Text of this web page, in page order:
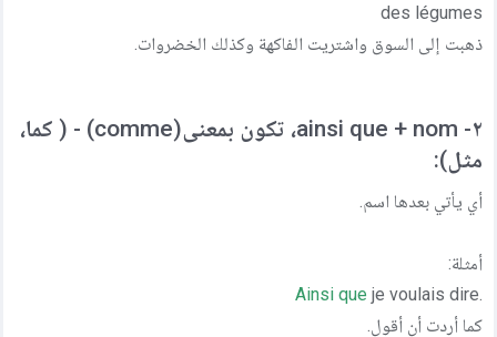
des légumes
ذهبت إلى السوق واشتريت الفاكهة وكذلك الخضروات.
٢- ainsi que + nom، تكون بمعنى(comme) - ( كما،
مثل):
أي يأتي بعدها اسم.
أمثلة:
.
Ainsi que je voulais dire
كما أردت أن أقول.